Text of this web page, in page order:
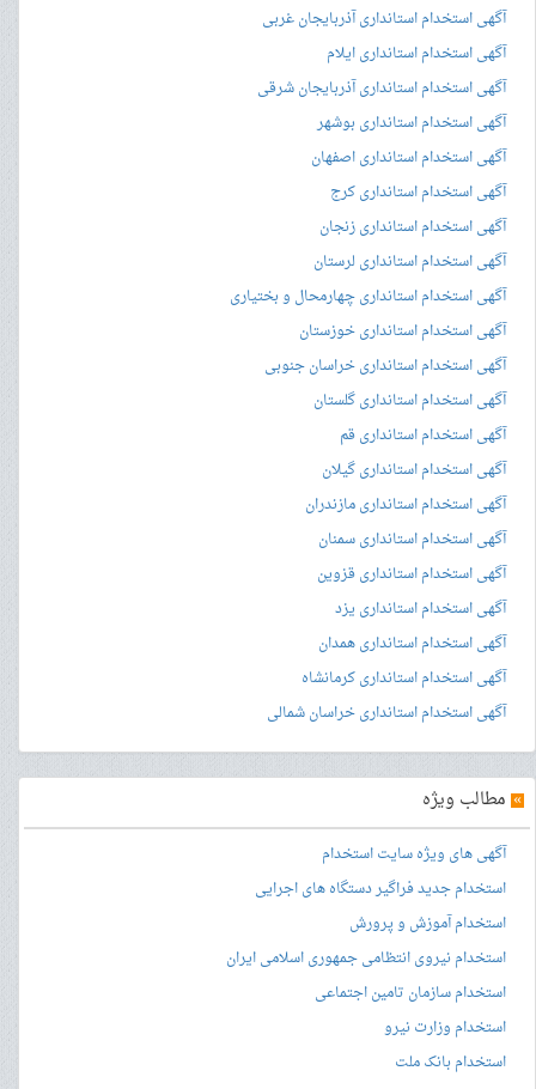
آگهی استخدام استانداری آذربایجان غربی
آگهی استخدام استانداری ایلام
آگهی استخدام استانداری آذربایجان شرقی
آگهی استخدام استانداری بوشهر
آگهی استخدام استانداری اصفهان
آگهی استخدام استانداری کرج
آگهی استخدام استانداری زنجان
آگهی استخدام استانداری لرستان
آگهی استخدام استانداری چهارمحال و بختیاری
آگهی استخدام استانداری خوزستان
آگهی استخدام استانداری خراسان جنوبی
آگهی استخدام استانداری گلستان
آگهی استخدام استانداری قم
آگهی استخدام استانداری گیلان
آگهی استخدام استانداری مازندران
آگهی استخدام استانداری سمنان
آگهی استخدام استانداری قزوین
آگهی استخدام استانداری یزد
آگهی استخدام استانداری همدان
آگهی استخدام استانداری کرمانشاه
آگهی استخدام استانداری خراسان شمالی
» مطالب ویژه
آگهی های ویژه سایت استخدام
استخدام جدید فراگیر دستگاه های اجرایی
استخدام آموزش و پرورش
استخدام نیروی انتظامی جمهوری اسلامی ایران
استخدام سازمان تامین اجتماعی
استخدام وزارت نیرو
استخدام بانک ملت